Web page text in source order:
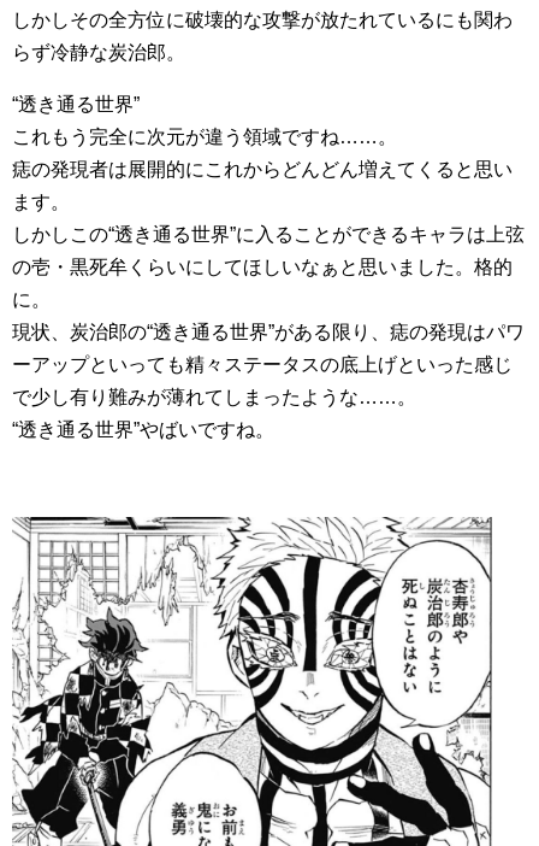
しかしその全方位に破壊的な攻撃が放たれているにも関わ
らず冷静な炭治郎。
“透き通る世界”
これもう完全に次元が違う領域ですね……。
痣の発現者は展開的にこれからどんどん増えてくると思い
ます。
しかしこの“透き通る世界”に入ることができるキャラは上弦
の壱・黒死牟くらいにしてほしいなぁと思いました。格的
に。
現状、炭治郎の“透き通る世界”がある限り、痣の発現はパワ
ーアップといっても精々ステータスの底上げといった感じ
で少し有り難みが薄れてしまったような……。
“透き通る世界”やばいですね。